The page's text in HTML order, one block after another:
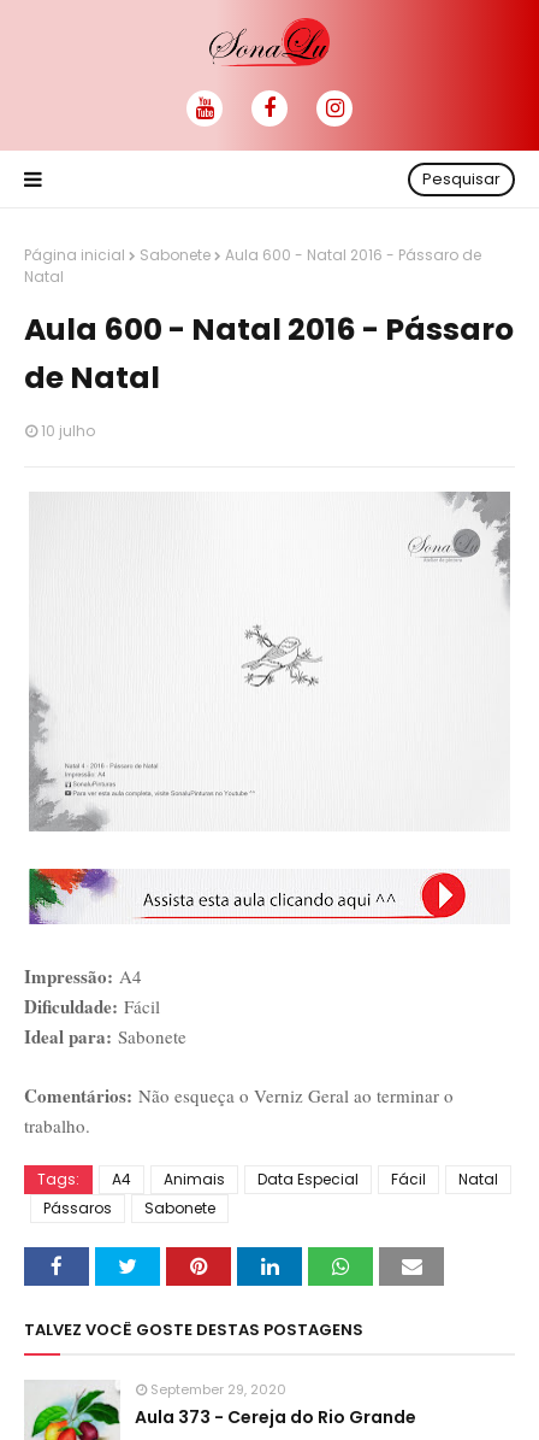
Pesquisar
Página inicial Sabonete
Aula 600 - Natal 2016 - Pássaro de
Natal
Aula 600 - Natal 2016 - Pássaro
de Natal
10 julho
Impressão: A4
Dificuldade: Fácil
Ideal para: Sabonete
Comentários: Não esqueça o Verniz Geral ao terminar o
trabalho.
Tags: A4 Animais Data Especial Fácil
Natal
Pássaros
Sabonete
TALVEZ VOCÊ GOSTE DESTAS POSTAGENS
September 29, 2020
Aula 373 - Cereja do Rio Grande